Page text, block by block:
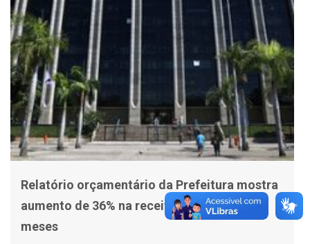
Relatório orçamentário da Prefeitura mostra
aumento de 36% na receita nos últimos 12
meses